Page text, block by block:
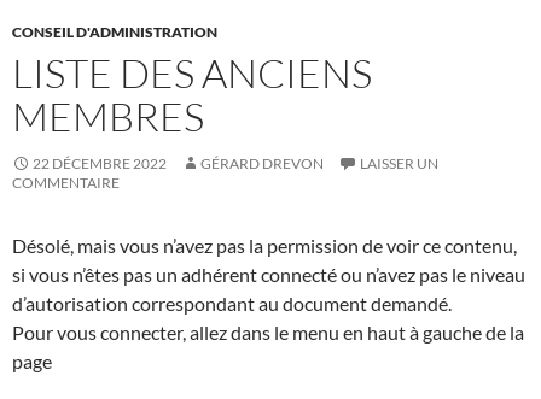
CONSEIL D'ADMINISTRATION
LISTE DES ANCIENS
MEMBRES
22 DÉCEMBRE 2022 GÉRARD DREVON
LAISSER UN
COMMENTAIRE
Désolé, mais vous n’avez pas la permission de voir ce contenu,
si vous n’êtes pas un adhérent connecté ou n’avez pas le niveau
d’autorisation correspondant au document demandé.
Pour vous connecter, allez dans le menu en haut à gauche de la
page